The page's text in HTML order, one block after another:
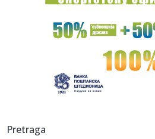
10:45:Dejana Stefanović o
izgleda...
U DENVERU OSTALI BEZ
10:43:Nije menjao boje: Kodi
Pretraga